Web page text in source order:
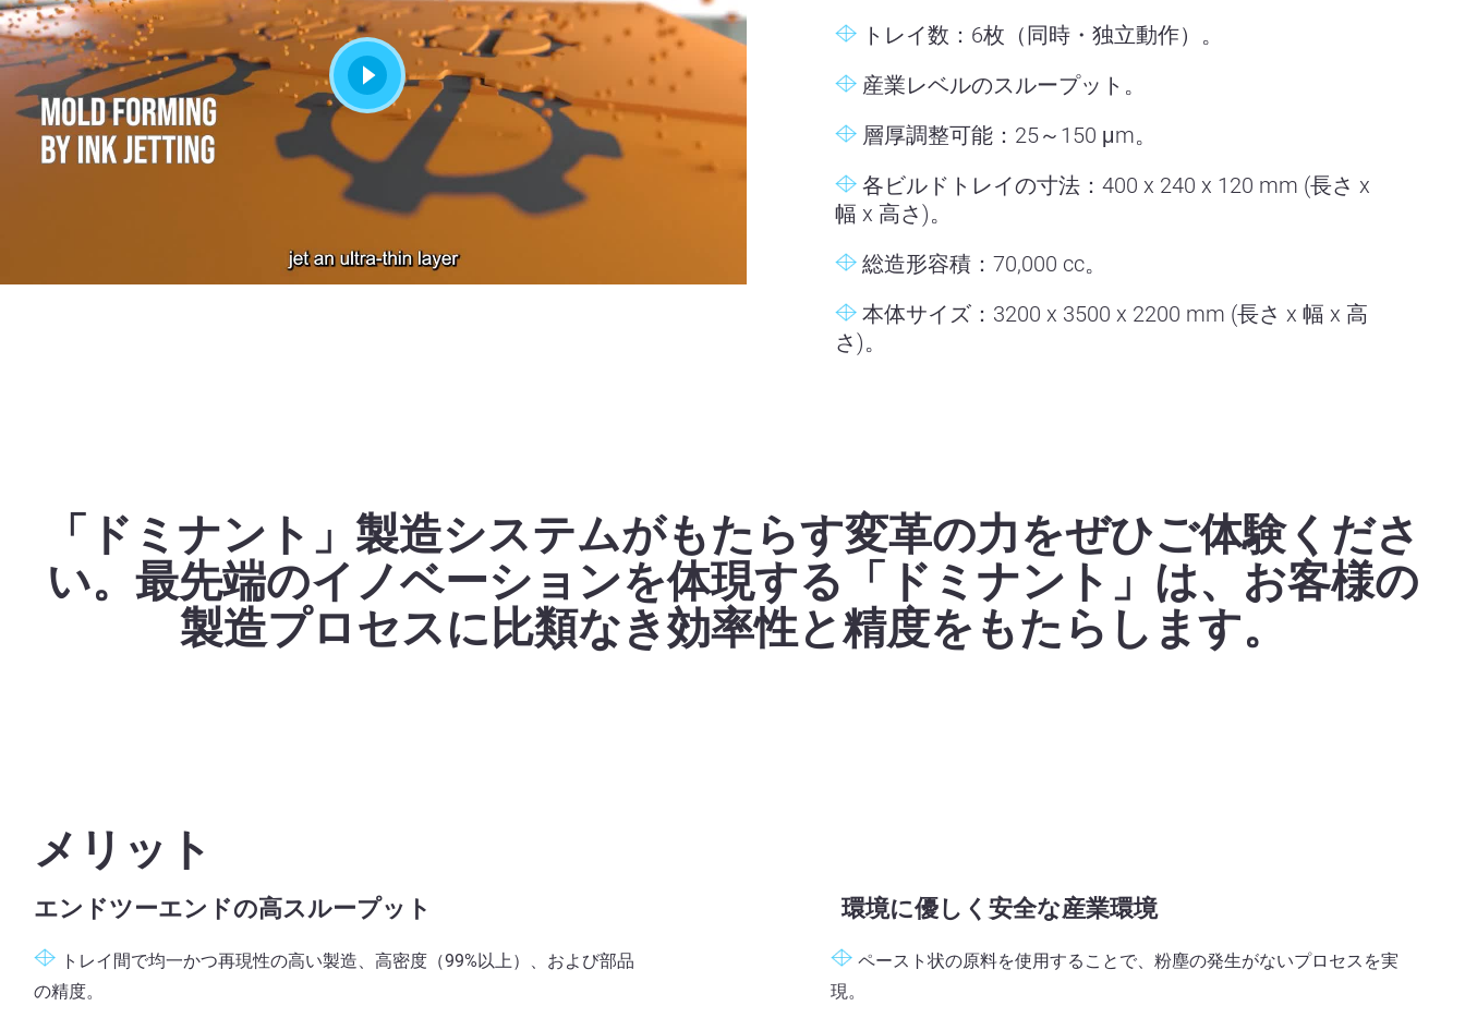
トレイ数：6枚（同時・独立動作）。
産業レベルのスループット。
層厚調整可能：25～150 μm。
各ビルドトレイの寸法：400 x 240 x 120 mm (長さ x
幅 x 高さ)。
総造形容積：70,000 cc。
本体サイズ：3200 x 3500 x 2200 mm (長さ x 幅 x 高
さ)。
「ドミナント」製造システムがもたらす変革の力をぜひご体験くださ
い。最先端のイノベーションを体現する「ドミナント」は、お客様の
製造プロセスに比類なき効率性と精度をもたらします。
メリット
エンドツーエンドの高スループット
トレイ間で均一かつ再現性の高い製造、高密度（99%以上）、および部品
の精度。
環境に優しく安全な産業環境
ペースト状の原料を使用することで、粉塵の発生がないプロセスを実
現。